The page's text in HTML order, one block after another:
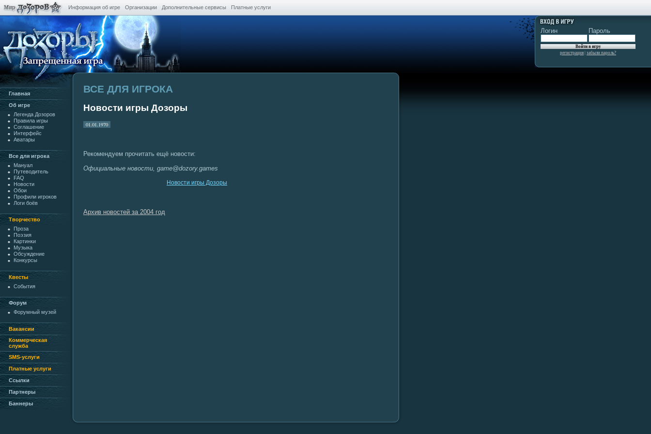
Информация об игре Организации Дополнительные сервисы Платные услуги
Логин Пароль
регистрация забыли пароль?
Главная
Oб игре
Легенда Дозоров
Правила игры
Cоглашение
Интерфейс
Аватары
Все для игрока
Мануал
Путеводитель
FAQ
Новости
Обои
Профили игроков
Логи боёв
Творчество
Проза
Поэзия
Картинки
Музыка
Обсуждение
Конкурсы
Квесты
События
Форум
Форумный музей
Вакансии
Коммерческая
служба
SMS-услуги
Платные услуги
Ссылки
Партнеры
Баннеры
ВСЕ ДЛЯ ИГРОКА
Новости игры Дозоры
01.01.1970
Рекомендуем прочитать ещё новости:
Официальные новости, game@dozory.games
Новости игры Дозоры
Архив новостей за 2004 год